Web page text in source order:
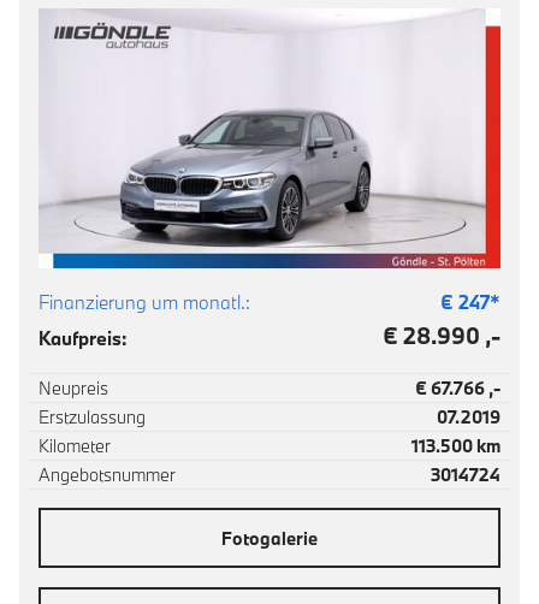
Finanzierung um monatl.: € 247*
Kaufpreis:
€ 28.990 ,-
Neupreis
€ 67.766 ,-
Erstzulassung
07.2019
Kilometer
113.500 km
Angebotsnummer
3014724
Fotogalerie